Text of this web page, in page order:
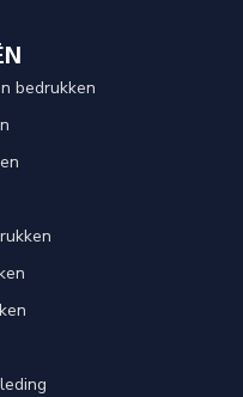
bedrukken